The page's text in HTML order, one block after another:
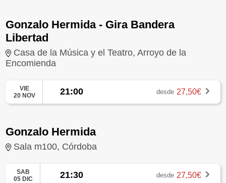
Gonzalo Hermida - Gira Bandera
Libertad
Casa de la Música y el Teatro, Arroyo de la
Encomienda
VIE
20 NOV
21:00 desde 27,50€
Gonzalo Hermida
Sala m100, Córdoba
SAB
05 DIC
21:30 desde 27,50€